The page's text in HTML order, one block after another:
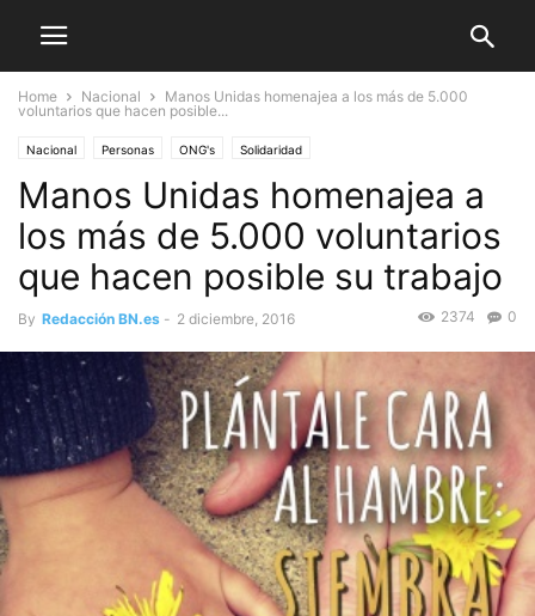
Home Nacional
Manos Unidas homenajea a los más de 5.000
voluntarios que hacen posible...
Nacional Personas ONG's Solidaridad
Manos Unidas homenajea a
los más de 5.000 voluntarios
que hacen posible su trabajo
By Redacción BN.es - 2 diciembre, 2016 0
2374